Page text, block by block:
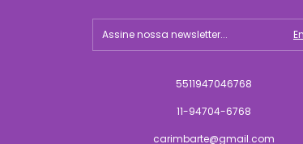
5511947046768
11-94704-6768
carimbarte@gmail.com